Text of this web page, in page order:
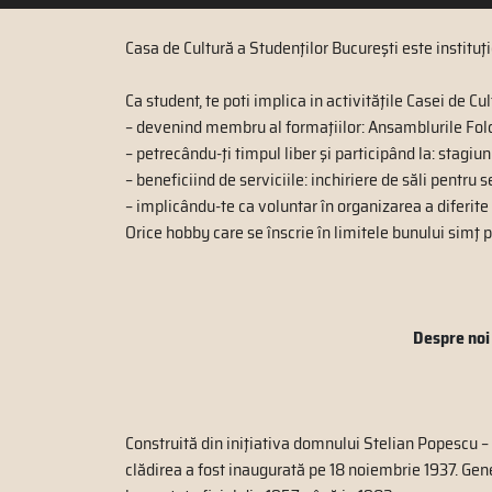
Casa de Cultură a Studenţilor Bucureşti este
Ca student, te poti implica in activităţile Casei de
– devenind membru al formaţiilor: Ansamblurile
– petrecându-ţi timpul liber şi participând la:
– beneficiind de serviciile: inchiriere de săli pentru
– implicându-te ca voluntar în organizarea a
Orice hobby care se înscrie în limitele bunului simţ
Despre noi
Construită din iniţiativa domnului Stelian Popescu
clădirea a fost inaugurată pe 18 noiembrie 1937.